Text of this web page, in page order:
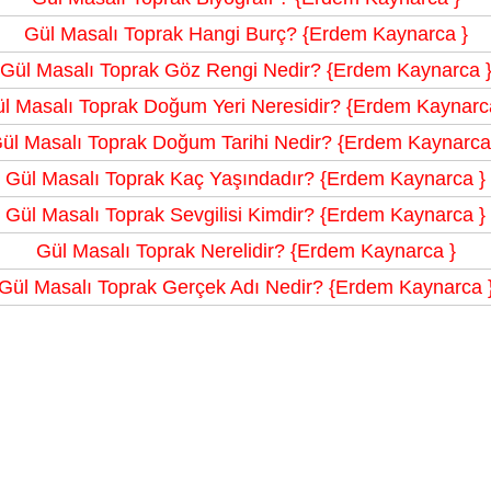
Gül Masalı Toprak Hangi Burç? {Erdem Kaynarca }
Gül Masalı Toprak Göz Rengi Nedir? {Erdem Kaynarca }
Masalı Toprak Doğum Yeri Neresidir? {Erdem
Masalı Toprak Doğum Tarihi Nedir? {Erdem
Gül Masalı Toprak Kaç Yaşındadır? {Erdem Kaynarca }
Gül Masalı Toprak Sevgilisi Kimdir? {Erdem Kaynarca }
Gül Masalı Toprak Nerelidir? {Erdem Kaynarca }
Gül Masalı Toprak Gerçek Adı Nedir? {Erdem Kaynarca